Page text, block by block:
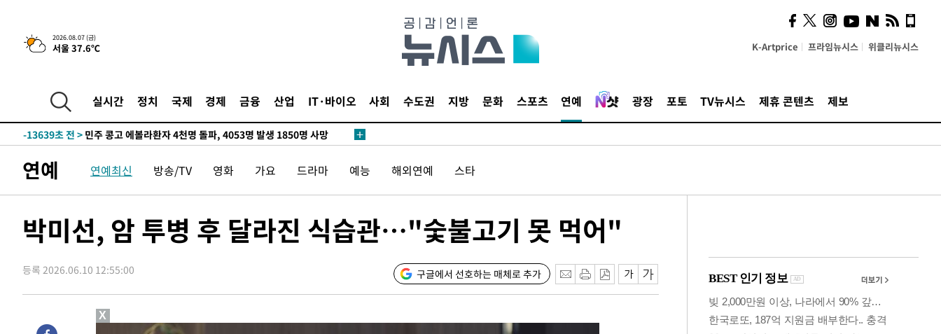
2026.08.07 (금)
서울 37.6℃ K-Artprice 프라임뉴시스 위클리뉴시스
실시간 정치 국제 경제 금융 산업 IT·바이오 사회 수도권 지방 문화 스포츠 연예 광장 포토 TV뉴시스 제휴 콘텐츠 제보
-28330초 전 >[속보]규제합리화위원회 부위원장에 김태유 서울대 공대 교수…이
병태 후임
-24688초 전 >[속보]국힘 윤리위, '돌려차기 발언' 진종오·서범수 징계 절차 개시
-17173초 전 >
-17039초 전 >
[속보]종합특검, '관저이전 봐주기 감사' 유병호 구속기소
-13639초 전 > 민주 콩고 에볼라환자 4천명 돌파, 4053명 발생 1850명 사망
-12889초 전 >[속보]'300억원대 사기 혐의' 차가원 대표 구속 송치
-12083초 전 >
"미 전국적 살모네라 식중독 원인은 멕시코산 할라피뇨"-- CDC
압수수색
-10232초 전 >[속보]원·달러 환율, 오전 9시 1423.8원
-10028초 전 >[속보]삼성전자·SK하이닉스 동반 강보합…1%대 상승 출발
-10014초 전 > [속보]코스닥, 5.95포인트(0.74%) 상승한 807.62개장
시리아 다마스쿠스 교외에서 미니버스 폭발.. 14명 부상, 3명은 중태
-6445초 전 >
입추에도 극한더위…서울 낮 39도 '폭염중대경보'
연예 연예최신 방송/TV 영화 가요 드라마 예능 해외연예 스타
박미선, 암 투병 후 달라진 식습관…"숯불고기 못 먹어"
등록 2026.06.10 12:55:00 구글에서 선호하는 매체로 추가
시, 스마트폰 액세서리에
NFC 더했다
X